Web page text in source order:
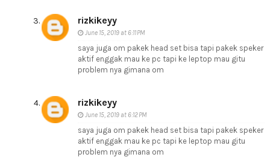
rizkikeyy
June 15, 2019 at 6:11 PM
saya juga om pakek head set bisa tapi pakek speker
aktif enggak mau ke pc tapi ke leptop mau gitu
problem nya gimana om
rizkikeyy
June 15, 2019 at 6:12 PM
saya juga om pakek head set bisa tapi pakek speker
aktif enggak mau ke pc tapi ke leptop mau gitu
problem nya gimana om